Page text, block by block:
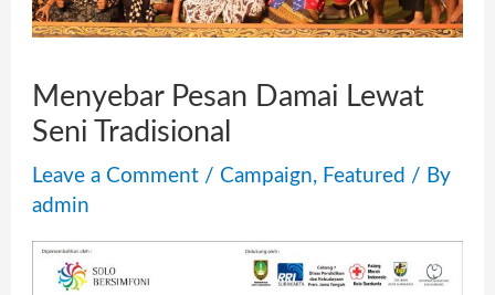
Menyebar Pesan Damai Lewat
Seni Tradisional
Leave a Comment / Campaign, Featured / By
admin